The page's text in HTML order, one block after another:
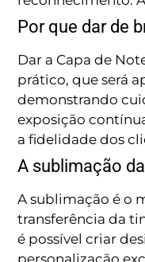
Por que dar de
Dar a Capa de
prático, que será
demonstrando
exposição
a fidelidade dos
A sublimação
A sublimação é o
transferência da
é possível criar
personalização